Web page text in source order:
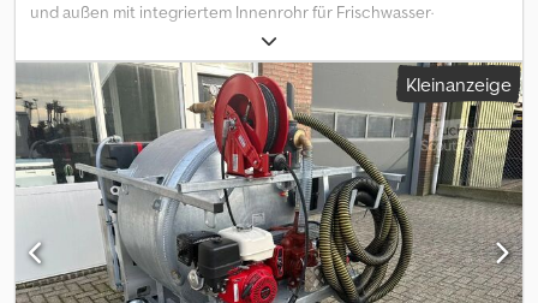
und außen mit integriertem Innenrohr für Frischwasser·
Kompaktes Design – geeignet für den Laderaum von Pick-up
Trucks (z. B. Ranger, Dodge) mit Einzelkabine· Erforderliche
Mindestzuladung: 1000 kg· Andere FLX-Modelle mit Tankinhalten
bis 3400 Liter auf Anfrage erhältlichAusstattung standardmäßig:·
Verzinkter Abwassertank (innen und außen)· MEC 1600P
Vakuumpumpe· Honda GX 390 Motor· Oszillierende
Maschinenplatte· 9,1 m Saugschlauch mit Lanze und Kugelhahn·
Füllstandsanzeigen für alle Tanks· Leichte Aluminiumkonstruktion·
Notausschalter Gewicht: 525 kg = Weitere Informationen =
Djdpfoxyv Hdjx Ab Hock Baujahr: 2025 Verwendungszweck:
Bauwesen Leergewicht: 525 kg Inhalt des Laderaums: 1.000 l
Kleinanzeige